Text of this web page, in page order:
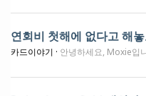
카드이야기 · 안녕하세요, Moxie입니다. 지난 여행중에 찍어온 사진이 수천장인데 이것 정리를 주말에 시간나면 좀 해보기로 하고요. (다음주중에 또 어디를 가야해서 주말에 해야합니다. ㅠㅠ) 아멕스에서 발전산으로 그냥 잘 주기만 하는줄 알았더니, 그냥 막 챠지도 하는것을 발견했습니다. 이번에 여행 가기전에 사용하려고 아래 카드를 한장 했습니다. 6개월에 $4,000 사용하면 85,000마일을 주는 델타 아멕스 골드 개